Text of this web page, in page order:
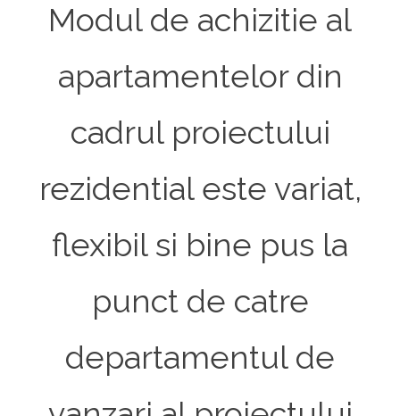
Modul de achizitie al
apartamentelor din
cadrul proiectului
rezidential este variat,
flexibil si bine pus la
punct de catre
departamentul de